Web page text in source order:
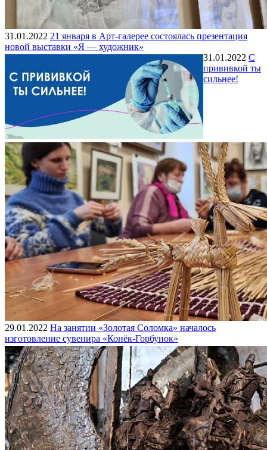
31.01.2022 21 января в Арт-галерее состоялась презентация
новой выставки «Я — художник»
31.01.2022 С
прививкой ты
сильнее!
29.01.2022 На занятии «Золотая Соломка» началось
изготовление сувенира «Конёк-Горбунок»